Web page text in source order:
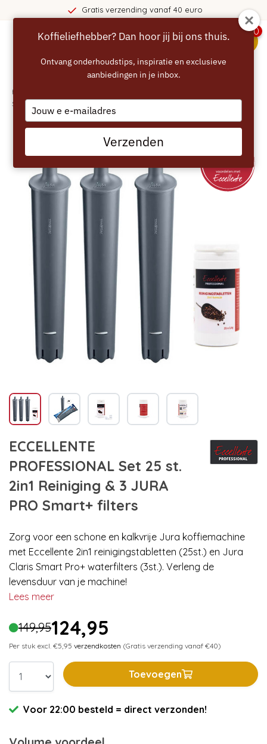
Gratis verzending vanaf 40 euro
0
Home
Smart+ filters
ECCELLENTE
PROFESSIONAL Set 25 st.
2in1 Reiniging & 3 JURA
PRO Smart+ filters
Zorg voor een schone en kalkvrije Jura koffiemachine
met Eccellente 2in1 reinigingstabletten (25st.) en Jura
Claris Smart Pro+ waterfilters (3st.). Verleng de
levensduur van je machine!
Lees meer
149,95124,95
Per stuk excl. €5,95 verzendkosten (Gratis verzending vanaf €40)
Toevoegen
Voor 22:00 besteld = direct verzonden!
Koffieliefhebber? Dan hoor jij bij ons thuis.
Ontvang onderhoudstips, inspiratie en exclusieve
aanbiedingen in je inbox.
Type
your
email
Verzenden